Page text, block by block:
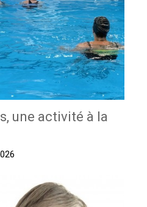
une activité à la